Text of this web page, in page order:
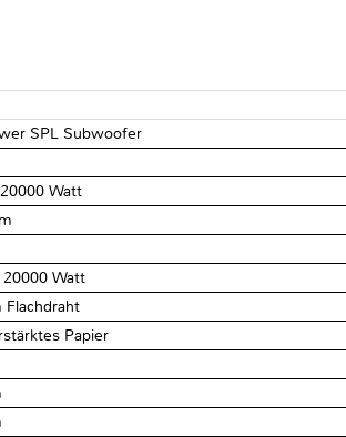
SPL Subwoofer
Watt
20000 Watt
Flachdraht
Papier